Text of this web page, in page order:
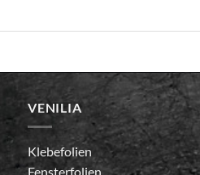
VENILIA
Klebefolien
Fensterfolien